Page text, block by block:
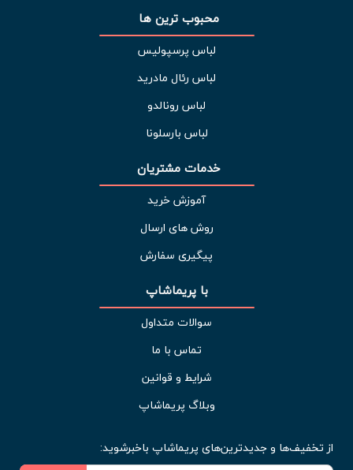
محبوب ترین ها
لباس پرسپولیس
لباس رئال مادرید
لباس رونالدو
لباس بارسلونا
خدمات مشتریان
آموزش خرید
روش های ارسال
پیگیری سفارش
با پریماشاپ
سوالات متداول
تماس با ما
شرایط و قوانین
وبلاگ پریماشاپ
از تخفیف‌ها و جدیدترین‌های پریماشاپ باخبرشوید: